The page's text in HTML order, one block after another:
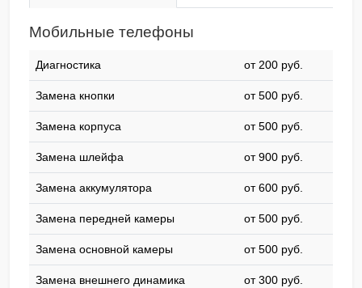
Мобильные телефоны
Диагностика от 200 pyб.
Замена кнопки от 500 pyб.
Замена корпуса от 500 pyб.
Замена шлейфа от 900 pyб.
Замена аккумулятора от 600 pyб.
Замена передней камеры от 500 pyб.
Замена основной камеры от 500 pyб.
Замена внешнего динамика от 300 pyб.